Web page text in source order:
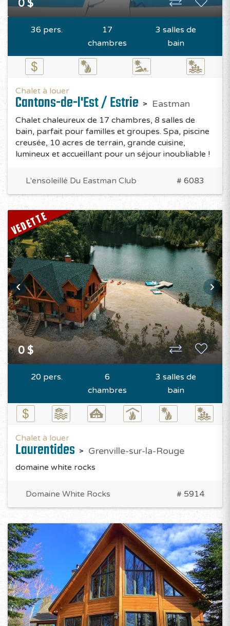
0 $
36 pers.
17
chambres
3 salles de
bain
Chalet à louer
Cantons-de-l'Est / Estrie Eastman
Chalet chaleureux de 17 chambres, 8 salles de
bain, parfait pour familles et groupes. Spa, piscine
creusée, 10 acres de terrain, grande cuisine,
lumineux et accueillant pour un séjour inoubliable !
L'ensoleillé Du Eastman Club # 6083
VEDETTE
0 $
20 pers.
6
chambres
3 salles de
bain
Chalet à louer
Laurentides Grenville-sur-la-Rouge
domaine white rocks
Domaine White Rocks # 5914